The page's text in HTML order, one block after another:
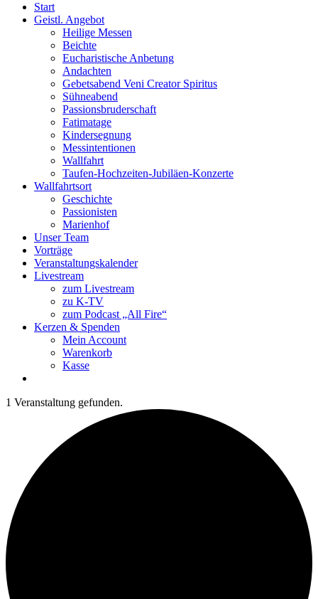
Start
Geistl. Angebot
Heilige Messen
Beichte
Eucharistische Anbetung
Andachten
Gebetsabend Veni Creator Spiritus
Sühneabend
Passionsbruderschaft
Fatimatage
Kindersegnung
Messintentionen
Wallfahrt
Taufen-Hochzeiten-Jubiläen-Konzerte
Wallfahrtsort
Geschichte
Passionisten
Marienhof
Unser Team
Vorträge
Veranstaltungskalender
Livestream
zum Livestream
zu K-TV
zum Podcast „All Fire“
Kerzen & Spenden
Mein Account
Warenkorb
Kasse
1 Veranstaltung gefunden.